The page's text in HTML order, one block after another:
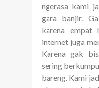
ngerasa kami
gara banjir.
karena empat
internet juga
Karena gak
sering
bareng. Kami